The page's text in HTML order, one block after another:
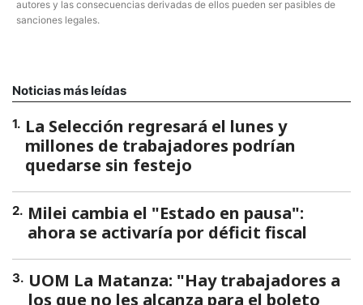
autores y las consecuencias derivadas de ellos pueden ser pasibles de
sanciones legales.
Noticias más leídas
1. La Selección regresará el lunes y
millones de trabajadores podrían
quedarse sin festejo
2. Milei cambia el "Estado en pausa":
ahora se activaría por déficit fiscal
3. UOM La Matanza: "Hay trabajadores a
los que no les alcanza para el boleto